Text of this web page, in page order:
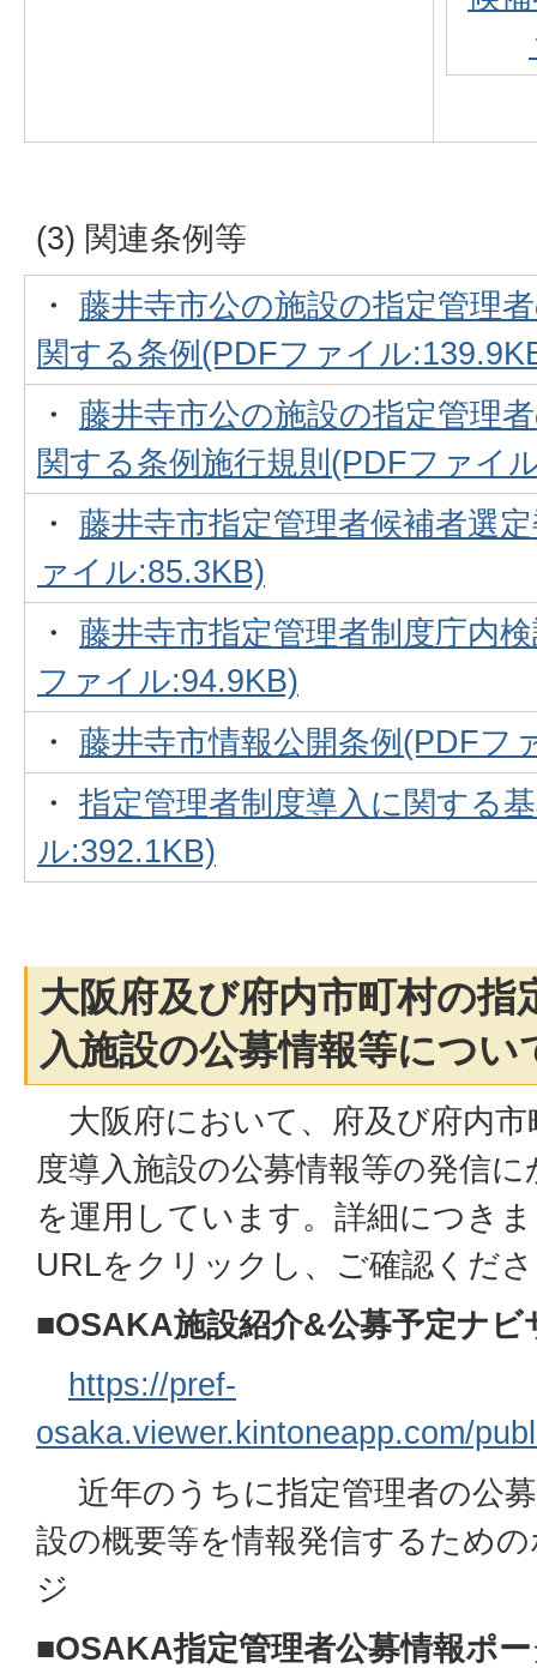
(3) 関連条例等
・ 藤井寺市公の施設の指定管理
関する条例(PDFファイル
・ 藤井寺市公の施設の指定管理
関する条例施行規則(PDFファイ
・ 藤井寺市指定管理者候補者選
ァイル:85.3KB)
・ 藤井寺市指定管理者制度庁内
ファイル:94.9KB)
・ 藤井寺市情報公開条例(PDFフ
・ 指定管理者制度導入に関する
ル:392.1KB)
大阪府及び府内市町村の指
入施設の公募情報等につい
大阪府において、府及び府内市
度導入施設の公募情報等の発信
を運用しています。詳細につき
URLをクリックし、ご確認くだ
■OSAKA施設紹介&公募予定ナビ
https://pref-
osaka.viewer.kintoneapp.com/
近年のうちに指定管理者の公
設の概要等を情報発信するため
ジ
■OSAKA指定管理者公募情報ポ